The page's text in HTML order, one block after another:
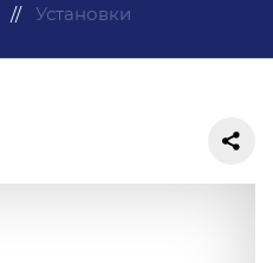
Установки